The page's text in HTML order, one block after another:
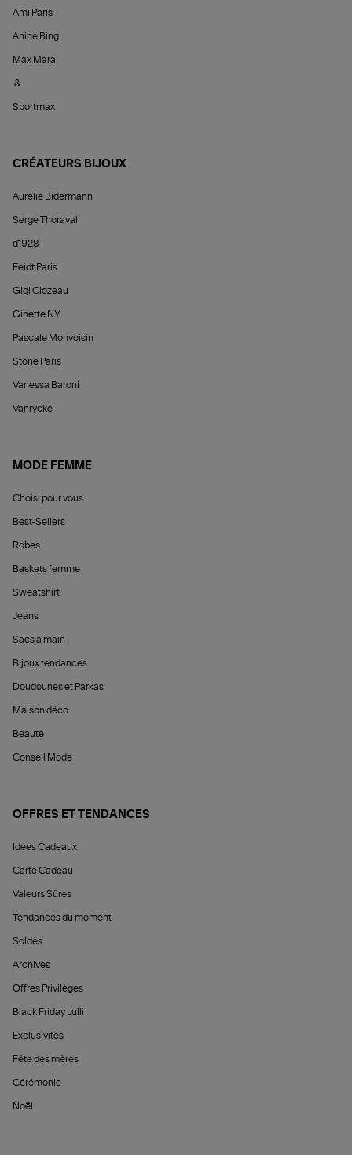
Ami Paris
Anine Bing
Max Mara
&
Sportmax
CRÉATEURS BIJOUX
Aurélie Bidermann
Serge Thoraval
d1928
Feidt Paris
Gigi Clozeau
Ginette NY
Pascale Monvoisin
Stone Paris
Vanessa Baroni
Vanrycke
MODE FEMME
Choisi pour vous
Best-Sellers
Robes
Baskets femme
Sweatshirt
Jeans
Sacs à main
Bijoux tendances
Doudounes et Parkas
Maison déco
Beauté
Conseil Mode
OFFRES ET TENDANCES
Idées Cadeaux
Carte Cadeau
Valeurs Sûres
Tendances du moment
Soldes
Archives
Offres Privilèges
Black Friday Lulli
Exclusivités
Fête des mères
Cérémonie
Noël